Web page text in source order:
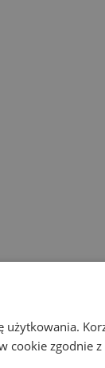
użytkowania.
cookie zgodnie